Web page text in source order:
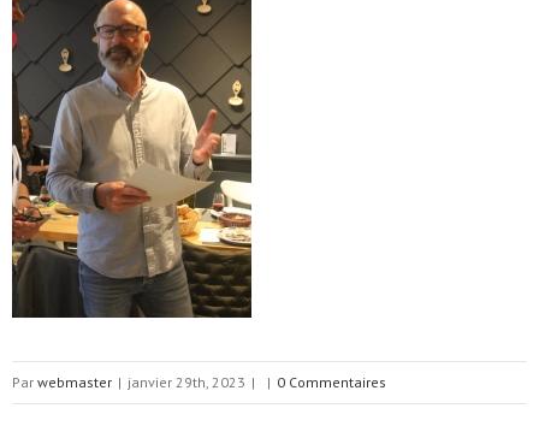
Par webmaster | janvier 29th, 2023 | | 0 Commentaires